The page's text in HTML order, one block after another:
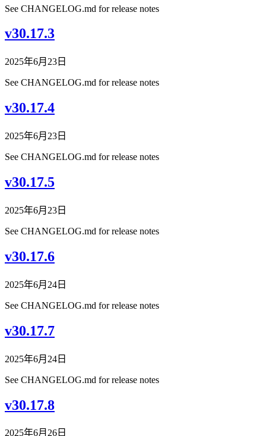
See CHANGELOG.md for release notes
v30.17.3
2025年6月23日
See CHANGELOG.md for release notes
v30.17.4
2025年6月23日
See CHANGELOG.md for release notes
v30.17.5
2025年6月23日
See CHANGELOG.md for release notes
v30.17.6
2025年6月24日
See CHANGELOG.md for release notes
v30.17.7
2025年6月24日
See CHANGELOG.md for release notes
v30.17.8
2025年6月26日